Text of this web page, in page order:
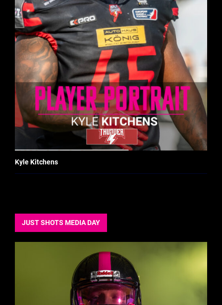
Kyle Kitchens
JUST SHOTS MEDIA DAY